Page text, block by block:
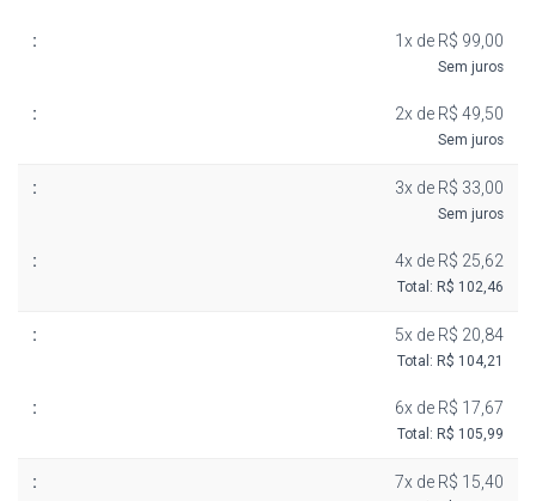
1x de R$ 99,00
Sem juros
2x de R$ 49,50
Sem juros
3x de R$ 33,00
Sem juros
4x de R$ 25,62
Total: R$ 102,46
5x de R$ 20,84
Total: R$ 104,21
6x de R$ 17,67
Total: R$ 105,99
7x de R$ 15,40